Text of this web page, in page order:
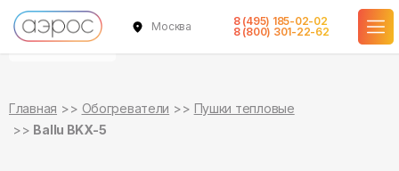
Москва
8 (495) 185-02-02
8 (800) 301-22-62
Главная Обогреватели
Пушки тепловые
Ballu BKX-5
уточняйте
о наличии
уточняйте
о наличии